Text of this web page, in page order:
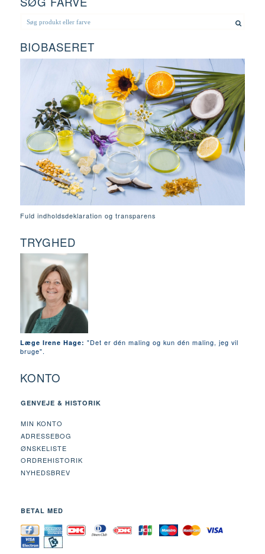
BIOBASERET
Fuld indholdsdeklaration og transparens
TRYGHED
Læge Irene Hage: "Det er dén maling og kun dén maling, jeg vil
bruge".
KONTO
GENVEJE & HISTORIK
MIN KONTO
ADRESSEBOG
ØNSKELISTE
ORDREHISTORIK
NYHEDSBREV
BETAL MED